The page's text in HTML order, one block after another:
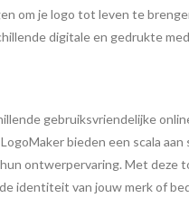
om je logo tot leven te
digitale en gedrukte
gebruiksvriendelijke
bieden een scala
ontwerpervaring. Met deze
identiteit van jouw merk of